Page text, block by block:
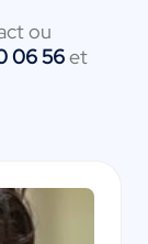
ou
06 56et